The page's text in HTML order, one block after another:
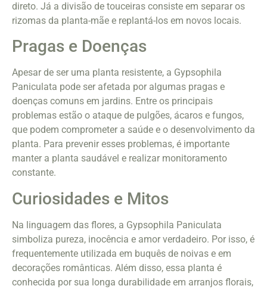
direto. Já a divisão de touceiras consiste em separar os
rizomas da planta-mãe e replantá-los em novos locais.
Pragas e Doenças
Apesar de ser uma planta resistente, a Gypsophila
Paniculata pode ser afetada por algumas pragas e
doenças comuns em jardins. Entre os principais
problemas estão o ataque de pulgões, ácaros e fungos,
que podem comprometer a saúde e o desenvolvimento da
planta. Para prevenir esses problemas, é importante
manter a planta saudável e realizar monitoramento
constante.
Curiosidades e Mitos
Na linguagem das flores, a Gypsophila Paniculata
simboliza pureza, inocência e amor verdadeiro. Por isso, é
frequentemente utilizada em buquês de noivas e em
decorações românticas. Além disso, essa planta é
conhecida por sua longa durabilidade em arranjos florais,